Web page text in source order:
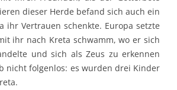
dieser Herde befand sich auch ein
ihr Vertrauen schenkte. Europa setzte
ihr nach Kreta schwamm, wo er sich
und sich als Zeus zu erkennen
nicht folgenlos: es wurden drei Kinder